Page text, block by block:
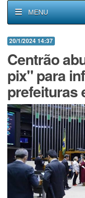
MENU
20/1/2024 14:37
Centrão
pix" para
prefeituras